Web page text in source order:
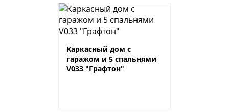
Каркасный дом с
гаражом и 5 спальнями
V033 "Графтон"